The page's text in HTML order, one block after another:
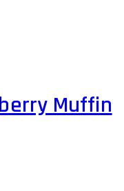
Muffin